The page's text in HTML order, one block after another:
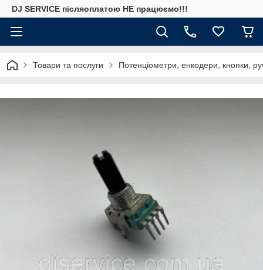
DJ SERVICE пiсляоплатою НЕ працюємо!!!
Товари та послуги Потенціометри, енкодери, кнопки,